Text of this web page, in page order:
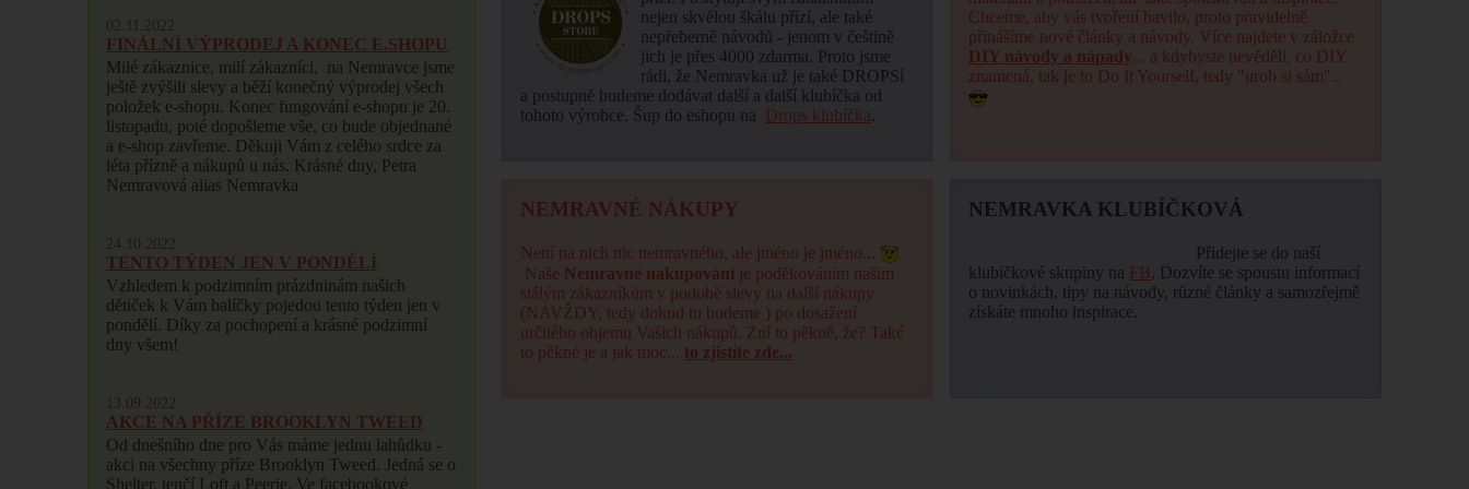
02.11.2022
FINÁLNÍ VÝPRODEJ A KONEC E.SHOPU
Milé zákaznice, milí zákazníci, na Nemravce jsme
ještě zvýšili slevy a běží konečný výprodej všech
položek e-shopu. Konec fungování e-shopu je 20.
listopadu, poté dopošleme vše, co bude objednané
a e-shop zavřeme. Děkuji Vám z celého srdce za
léta přízně a nákupů u nás. Krásné dny, Petra
Nemravová alias Nemravka
24.10.2022
TENTO TÝDEN JEN V PONDĚLÍ
Vzhledem k podzimním prázdninám našich
dětiček k Vám balíčky pojedou tento týden jen v
pondělí. Díky za pochopení a krásné podzimní
dny všem!
13.09.2022
AKCE NA PŘÍZE BROOKLYN TWEED
Od dnešního dne pro Vás máme jednu lahůdku -
akci na všechny příze Brooklyn Tweed. Jedná se o
Shelter, tenčí Loft a Peerie. Ve facebookové
nejen skvělou škálu přízí, ale také
nepřeberně návodů - jenom v češtině
jich je přes 4000 zdarma. Proto jsme
rádi, že Nemravka už je také DROPSí
a postupně budeme dodávat další a další klubíčka od
tohoto výrobce. Šup do eshopu na
Drops klubíčka.
Chceme, aby vás tvoření bavilo, proto pravidelně
přinášíme nové články a návody. Více najdete v záložce
DIY návody a nápady ... a kdybyste nevěděli, co DIY
znamená, tak je to Do It Yourself, tedy "urob si sám"..
NEMRAVNÉ NÁKUPY
Není na nich nic nemravného, ale jméno je jméno...
Naše Nemravné nakupováníje poděkováním našim
stálým zákazníkům v podobě slevy na další nákupy
(NAVŽDY, tedy dokud tu budeme ) po dosažení
určitého objemu Vašich nákupů. Zní to pěkně, že? Také
to pěkné je a jak moc... to zjistíte zde...
NEMRAVKA KLUBÍČKOVÁ
Přidejte se do naší
klubíčkové skupiny na FB. Dozvíte se spoustu informací
o novinkách, tipy na návody, různé články a samozřejmě
získáte mnoho inspirace.